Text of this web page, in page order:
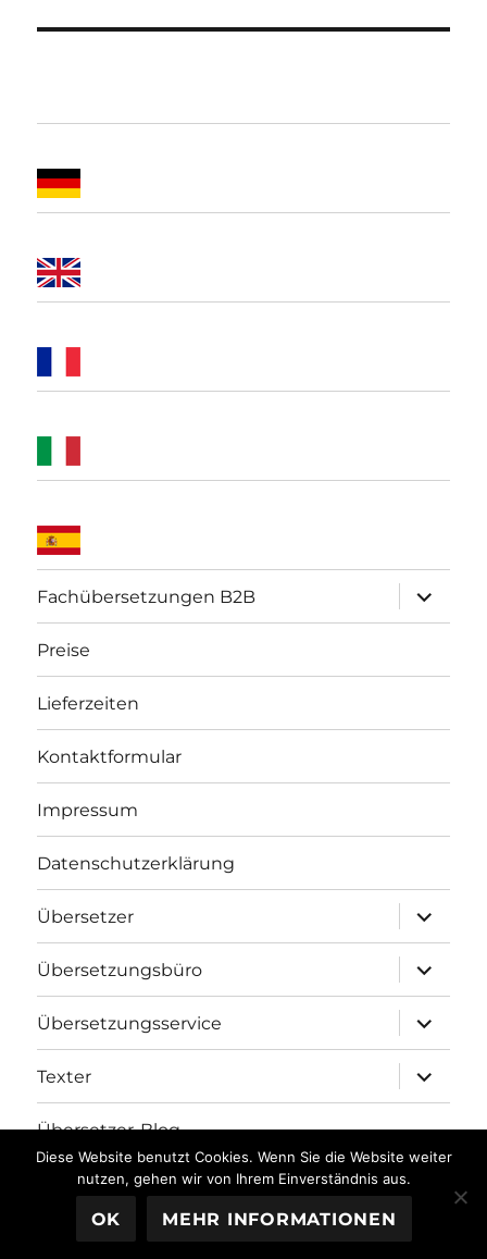
Fachübersetzungen B2B
öffnen
Preise
Lieferzeiten
Kontaktformular
Impressum
Datenschutzerklärung
Übersetzer
öffnen
Übersetzungsbüro
öffnen
Übersetzungsservice
öffnen
Texter
öffnen
Übersetzer-Blog
Übersetzungsbüro fh-translations.com
Stolz präsentiert
von WordPress
Diese Website benutzt Cookies. Wenn Sie die Website weiter
nutzen, gehen wir von Ihrem Einverständnis aus.
OK MEHR INFORMATIONEN